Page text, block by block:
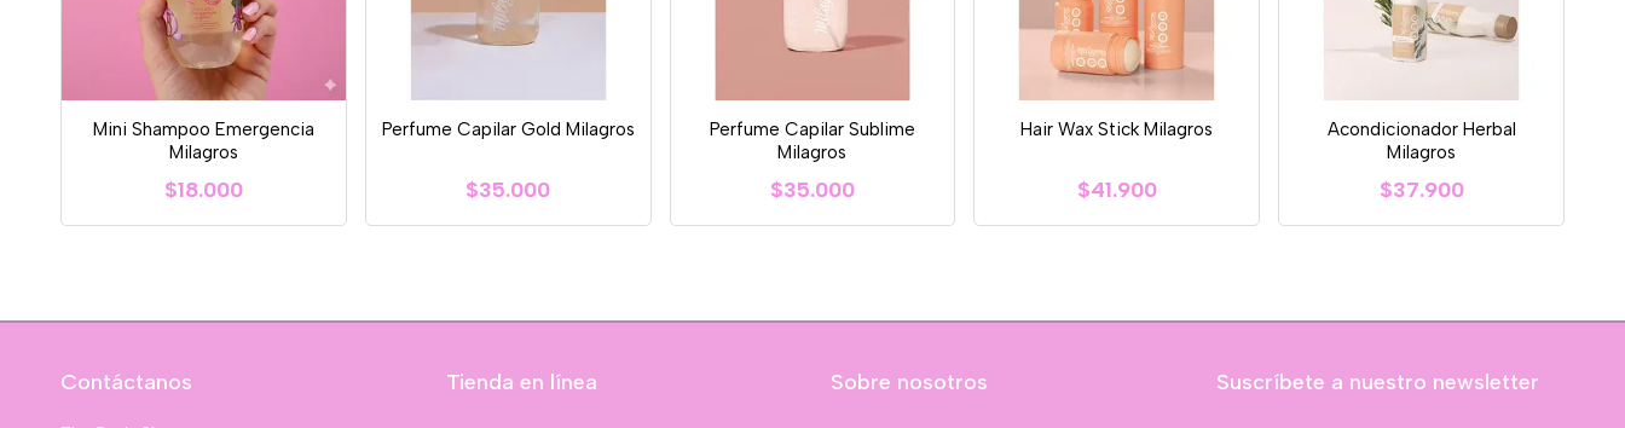
Mini Shampoo Emergencia
Milagros
$18.000
Perfume Capilar Gold Milagros
$35.000
Perfume Capilar Sublime
Milagros
$35.000
Hair Wax Stick Milagros
$41.900
Acondicionador Herbal
Milagros
$37.900
Contáctanos Tienda en línea Sobre nosotros Suscríbete a nuestro newsletter